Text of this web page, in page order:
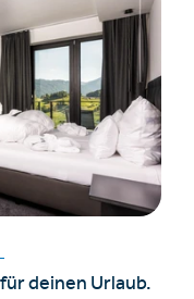
deinen Urlaub.